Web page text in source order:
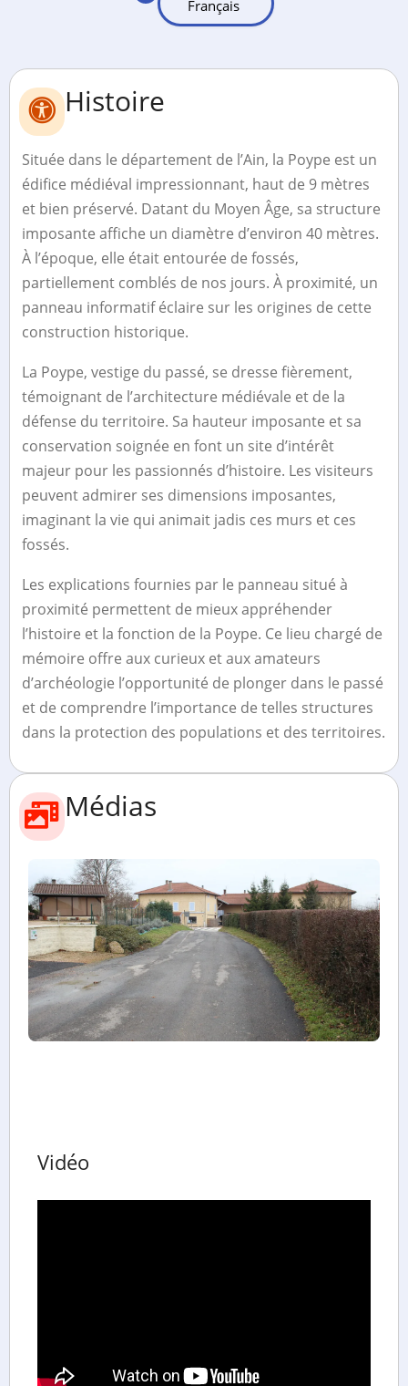
Histoire
Située dans le département de l’Ain, la Poype est un
édifice médiéval impressionnant, haut de 9 mètres
et bien préservé. Datant du Moyen Âge, sa structure
imposante affiche un diamètre d’environ 40 mètres.
À l’époque, elle était entourée de fossés,
partiellement comblés de nos jours. À proximité, un
panneau informatif éclaire sur les origines de cette
construction historique.
La Poype, vestige du passé, se dresse fièrement,
témoignant de l’architecture médiévale et de la
défense du territoire. Sa hauteur imposante et sa
conservation soignée en font un site d’intérêt
majeur pour les passionnés d’histoire. Les visiteurs
peuvent admirer ses dimensions imposantes,
imaginant la vie qui animait jadis ces murs et ces
fossés.
Les explications fournies par le panneau situé à
proximité permettent de mieux appréhender
l’histoire et la fonction de la Poype. Ce lieu chargé de
mémoire offre aux curieux et aux amateurs
d’archéologie l’opportunité de plonger dans le passé
et de comprendre l’importance de telles structures
dans la protection des populations et des territoires.
Médias
Vidéo